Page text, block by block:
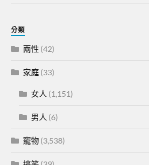
分類
兩性 (42)
家庭 (33)
女人 (1,151)
男人 (6)
寵物 (3,538)